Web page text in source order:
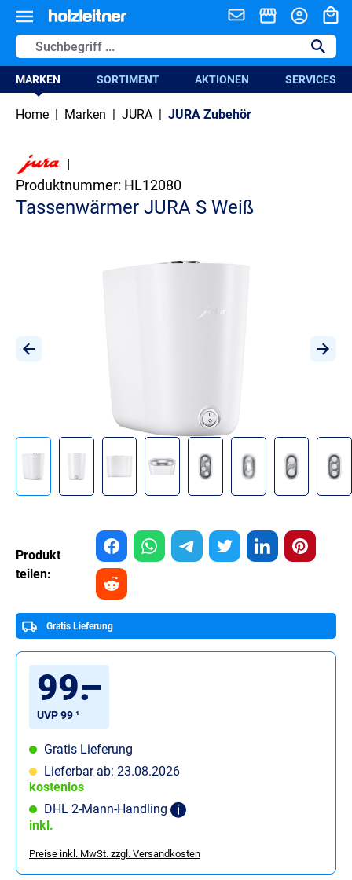
springen
MARKEN SORTIMENT AKTIONEN SERVICES
Home | Marken | JURA | JURA Zubehör
|
Produktnummer: HL12080
Tassenwärmer JURA S Weiß
Bildergalerie überspringen
Produkt
teilen:
Gratis Lieferung
99.
–
UVP 99 ¹
Gratis Lieferung
Lieferbar ab: 23.08.2026
kostenlos
DHL 2-Mann-Handling
inkl.
Preise inkl. MwSt. zzgl. Versandkosten